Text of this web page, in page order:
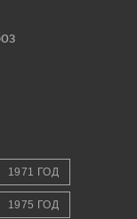
1971 ГОД
1975 ГОД